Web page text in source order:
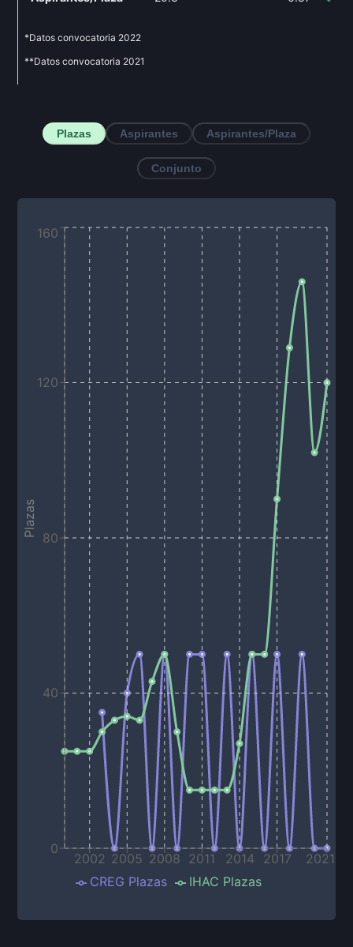
*Datos convocatoria 2022
**Datos convocatoria 2021
Plazas Aspirantes Aspirantes/Plaza
Conjunto
2002 2005 2008 2011 2014 2017 2021
0
40
80
120
160
Plazas
CREG Plazas IHAC Plazas